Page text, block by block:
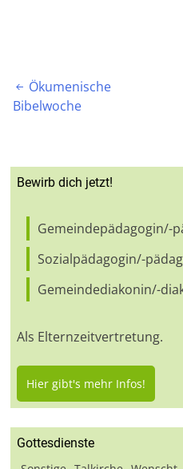
Beitragsnavigation
 Ökumenische
Bibelwoche
Bewirb dich jetzt!
Gemeindepädagogin/-
Sozialpädagogin/-
Gemeindediakonin/-
Als Elternzeitvertretung.
Hier gibt's mehr Infos!
Gottesdienste